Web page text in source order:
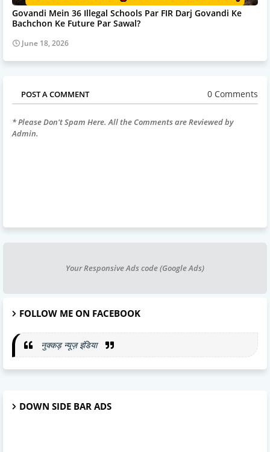
Govandi Mein 36 Illegal Schools Par FIR Darj Govandi Ke
Bachchon Ke Future Par Sawal?
June 18, 2026
POST A COMMENT 0 Comments
* Please Don't Spam Here. All the Comments are Reviewed by
Admin.
Your Responsive Ads code (Google Ads)
FOLLOW ME ON FACEBOOK
नुक्कड़ न्यूज़ इंडिया
DOWN SIDE BAR ADS